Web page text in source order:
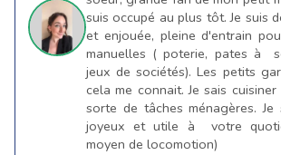
suis occupé au plus tôt. Je suis
et enjouée, pleine d'entrain
manuelles ( poterie, pates à
jeux de sociétés). Les petits
cela me connait. Je sais
sorte de tâches ménagères.
joyeux et utile à votre
moyen de locomotion)